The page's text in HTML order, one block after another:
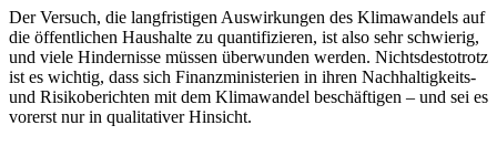
Der Versuch, die langfristigen Auswirkungen des Klimawandels auf
die öffentlichen Haushalte zu quantifizieren, ist also sehr schwierig,
und viele Hindernisse müssen überwunden werden. Nichtsdestotrotz
ist es wichtig, dass sich Finanzministerien in ihren Nachhaltigkeits-
und Risikoberichten mit dem Klimawandel beschäftigen – und sei es
vorerst nur in qualitativer Hinsicht.